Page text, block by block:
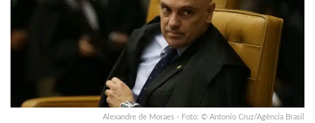
Alexandre de Moraes - Foto: © Antonio Cruz/Agência Brasil